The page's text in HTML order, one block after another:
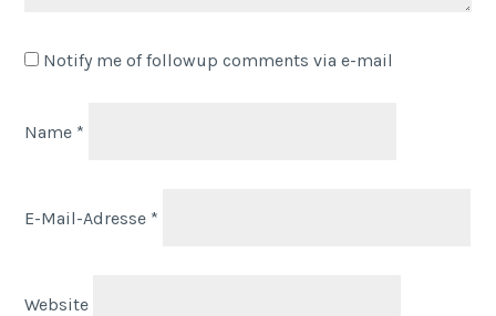
Notify me of followup comments via e-mail
Name *
E-Mail-Adresse *
Website